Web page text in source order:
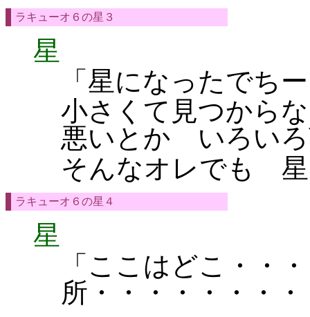
ラキューオ６の星３
星
「星になったでち
小さくて見つから
悪いとか いろい
そんなオレでも
ラキューオ６の星４
星
「ここはどこ・・
所・・・・・・・・